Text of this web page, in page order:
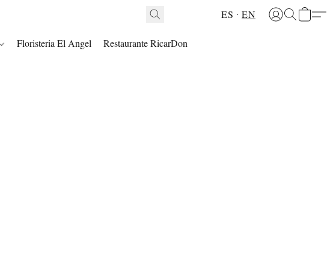
ES EN
Floristeria El Angel Restaurante RicarDon